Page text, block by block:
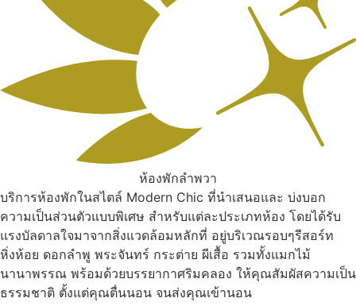
ห้องพักลำพวา
บริการห้องพักในสไตล์ Modern Chic ที่นำเสนอและ บ่งบอก
ความเป็นส่วนตัวแบบพิเศษ สำหรับแต่ละประเภทห้อง โดยได้รับ
แรงบัลดาลใจมาจากสิ่งแวดล้อมหลักที่ อยู่บริเวณรอบๆรีสอร์ท
หิ่งห้อย ดอกลำพู พระจันทร์ กระต่าย ผีเสื้อ รวมทั้งแมกไม้
นานาพรรณ พร้อมด้วยบรรยากาศริมคลอง ให้คุณสัมผัสความเป็น
ธรรมชาติ ตั้งแต่คุณตื่นนอน จนส่งคุณเข้านอน